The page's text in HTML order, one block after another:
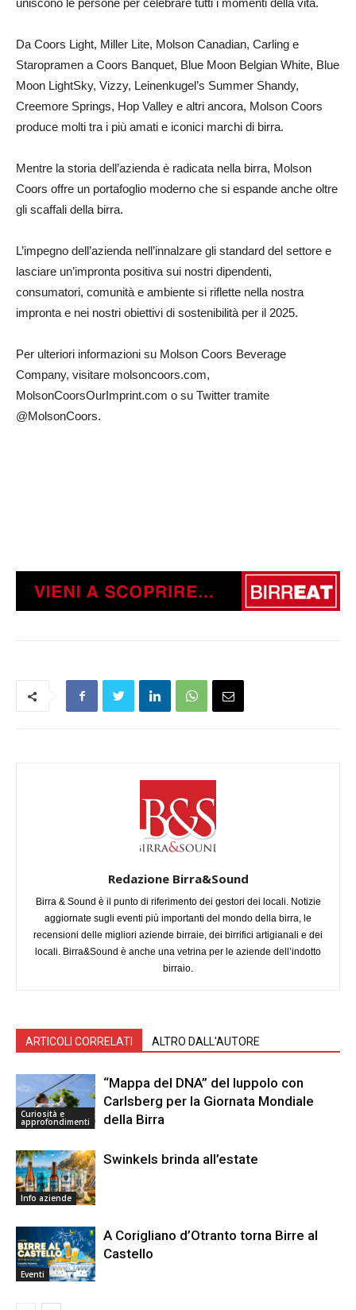
uniscono le persone per celebrare tutti i momenti della vita.
Da Coors Light, Miller Lite, Molson Canadian, Carling e
Staropramen a Coors Banquet, Blue Moon Belgian White, Blue
Moon LightSky, Vizzy, Leinenkugel’s Summer Shandy,
Creemore Springs, Hop Valley e altri ancora, Molson Coors
produce molti tra i più amati e iconici marchi di birra.
Mentre la storia dell’azienda è radicata nella birra, Molson
Coors offre un portafoglio moderno che si espande anche oltre
gli scaffali della birra.
L’impegno dell’azienda nell’innalzare gli standard del settore e
lasciare un’impronta positiva sui nostri dipendenti,
consumatori, comunità e ambiente si riflette nella nostra
impronta e nei nostri obiettivi di sostenibilità per il 2025.
Per ulteriori informazioni su Molson Coors Beverage
Company, visitare molsoncoors.com,
MolsonCoorsOurImprint.com o su Twitter tramite
@MolsonCoors.
Redazione Birra&Sound
Birra & Sound è il punto di riferimento dei gestori dei locali. Notizie
aggiornate sugli eventi più importanti del mondo della birra, le
recensioni delle migliori aziende birraie, dei birrifici artigianali e dei
locali. Birra&Sound è anche una vetrina per le aziende dell’indotto
birraio.
ARTICOLI CORRELATI ALTRO DALL'AUTORE
Curiosità e
approfondimenti
“Mappa del DNA” del luppolo con
Carlsberg per la Giornata Mondiale
della Birra
Info aziende
Swinkels brinda all’estate
Eventi
A Corigliano d’Otranto torna Birre al
Castello